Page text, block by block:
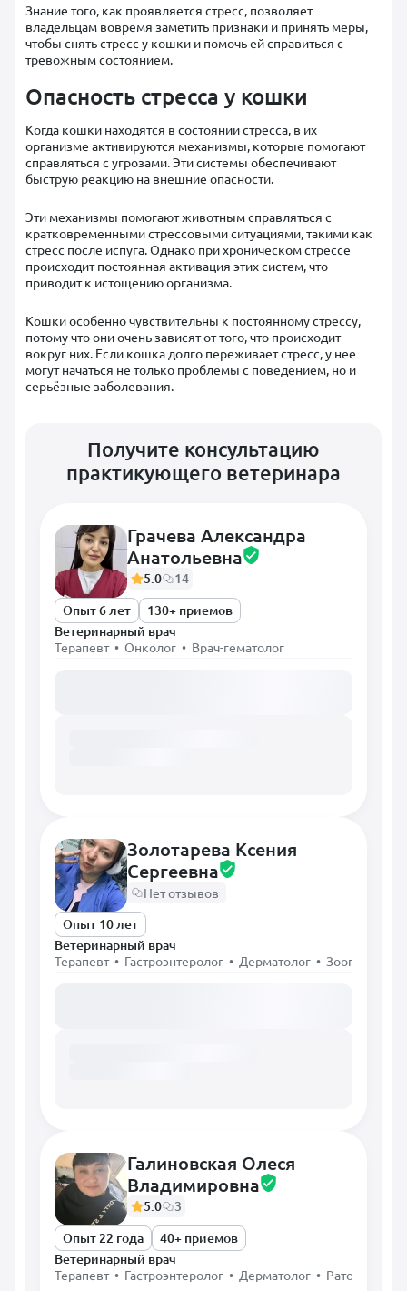
Знание того, как проявляется стресс, позволяет
владельцам вовремя заметить признаки и принять меры,
чтобы снять стресс у кошки и помочь ей справиться с
тревожным состоянием.
Опасность стресса у кошки
Когда кошки находятся в состоянии стресса, в их
организме активируются механизмы, которые помогают
справляться с угрозами. Эти системы обеспечивают
быструю реакцию на внешние опасности.
Эти механизмы помогают животным справляться с
кратковременными стрессовыми ситуациями, такими как
стресс после испуга. Однако при хроническом стрессе
происходит постоянная активация этих систем, что
приводит к истощению организма.
Кошки особенно чувствительны к постоянному стрессу,
потому что они очень зависят от того, что происходит
вокруг них. Если кошка долго переживает стресс, у нее
могут начаться не только проблемы с поведением, но и
серьёзные заболевания.
Получите консультацию
практикующего ветеринара
Грачева Александра
Анатольевна
5.0
14
Опыт 6 лет
130+ приемов
Ветеринарный врач
Терапевт • Онколог • Врач-гематолог
Золотарева Ксения
Сергеевна
Нет отзывов
Опыт 10 лет
Ветеринарный врач
Терапевт • Гастроэнтеролог • Дерматолог •
Галиновская Олеся
Владимировна
5.0
3
Опыт 22 года
40+ приемов
Ветеринарный врач
Терапевт • Гастроэнтеролог • Дерматолог • Ратолог •